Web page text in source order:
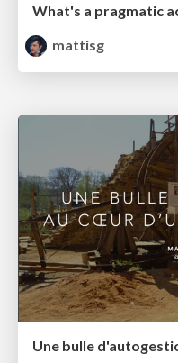
What's a pragmatic
mattisg